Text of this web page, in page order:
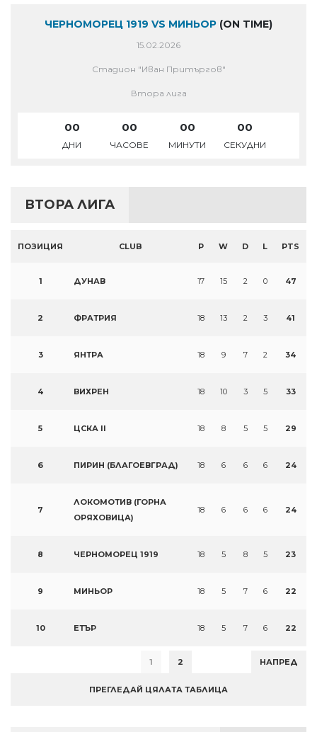
ЧЕРНОМОРЕЦ 1919 VS МИНЬОР (ON TIME)
15.02.2026
Стадион "Иван Притъргов"
Втора лига
00
ДНИ
00
ЧАСОВЕ
00
МИНУТИ
00
СЕКУДНИ
ВТОРА ЛИГА
ПОЗИЦИЯ CLUB P W D L PTS
1 ДУНАВ 17 15 2 0 47
2 ФРАТРИЯ 18 13 2 3 41
3 ЯНТРА 18 9 7 2 34
4 ВИХРЕН 18 10 3 5 33
5 ЦСКА II 18 8 5 5 29
6 ПИРИН (БЛАГОЕВГРАД) 18 6 6 6 24
7
ЛОКОМОТИВ (ГОРНА
ОРЯХОВИЦА)
18 6 6 6 24
8 ЧЕРНОМОРЕЦ 1919 18 5 8 5 23
9 МИНЬОР 18 5 7 6 22
10 ЕТЪР 18 5 7 6 22
1 2 НАПРЕД
ПРЕГЛЕДАЙ ЦЯЛАТА ТАБЛИЦА